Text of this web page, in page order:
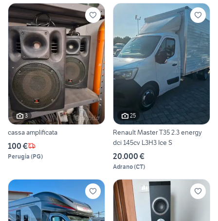
3
cassa amplificata
100 €
Perugia (PG)
25
Renault Master T35 2.3 energy
dci 145cv L3H3 Ice S
20.000 €
Adrano(CT)